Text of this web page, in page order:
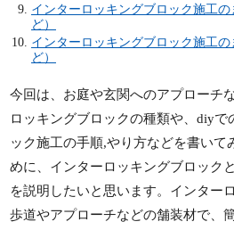
インターロッキングブロック施工
ど）
インターロッキングブロック施工
ど）
今回は、お庭や玄関へのアプローチ
ロッキングブロックの種類や、diyで
ック施工の手順,やり方などを書いて
めに、インターロッキングブロック
を説明したいと思います。インター
歩道やアプローチなどの舗装材で、